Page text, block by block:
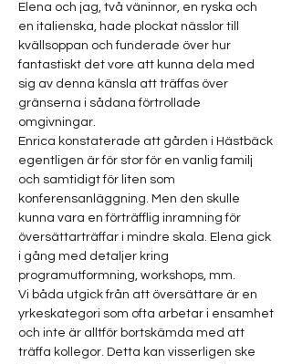
Elena och jag, två väninnor, en ryska och
en italienska, hade plockat nässlor till
kvällsoppan och funderade över hur
fantastiskt det vore att kunna dela med
sig av denna känsla att träffas över
gränserna i sådana förtrollade
omgivningar.
Enrica konstaterade att gården i Hästbäck
egentligen är för stor för en vanlig familj
och samtidigt för liten som
konferensanläggning. Men den skulle
kunna vara en förträfflig inramning för
översättarträffar i mindre skala. Elena gick
i gång med detaljer kring
programutformning, workshops, mm.
Vi båda utgick från att översättare är en
yrkeskategori som ofta arbetar i ensamhet
och inte är alltför bortskämda med att
träffa kollegor. Detta kan visserligen ske